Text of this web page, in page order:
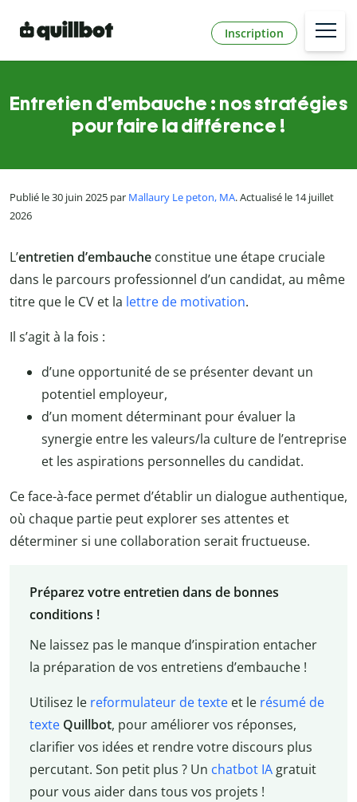
Inscription
Entretien d’embauche : nos stratégies
pour faire la différence !
Publié le 30 juin 2025 par Mallaury Le peton, MA. Actualisé le 14 juillet
2026
L’entretien d’embauche constitue une étape cruciale
dans le parcours professionnel d’un candidat, au même
titre que le CV et la lettre de motivation.
Il s’agit à la fois :
d’une opportunité de se présenter devant un
potentiel employeur,
d’un moment déterminant pour évaluer la
synergie entre les valeurs/la culture de l’entreprise
et les aspirations personnelles du candidat.
Ce face-à-face permet d’établir un dialogue authentique,
où chaque partie peut explorer ses attentes et
déterminer si une collaboration serait fructueuse.
Préparez votre entretien dans de bonnes
conditions !
Ne laissez pas le manque d’inspiration entacher
la préparation de vos entretiens d’embauche !
Utilisez le reformulateur de texteet le résumé de
texte Quillbot, pour améliorer vos réponses,
clarifier vos idées et rendre votre discours plus
percutant. Son petit plus ? Un chatbot IAgratuit
pour vous aider dans tous vos projets !